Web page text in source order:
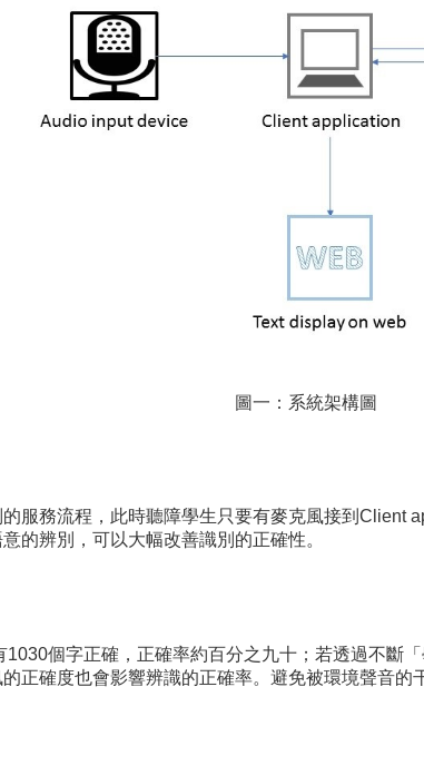
圖一：系統架構圖
服務流程，此時聽障學生只要有麥克風接到Client
的辨別，可以大幅改善識別的正確性。
個字正確，正確率約百分之九十；若透過不斷
正確度也會影響辨識的正確率。避免被環境聲音